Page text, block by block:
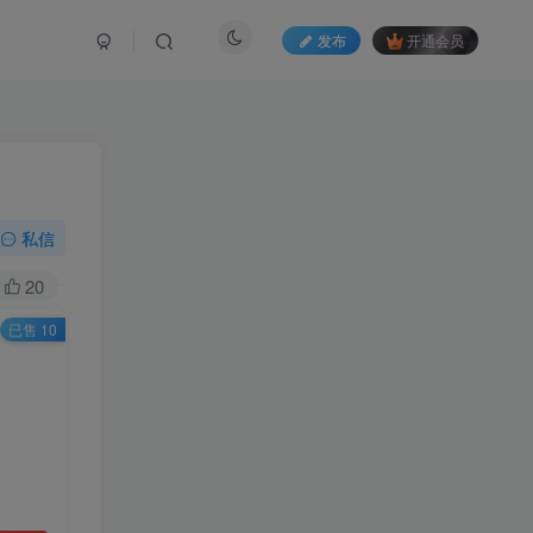
发布 开通会员
私信
20
已售 10